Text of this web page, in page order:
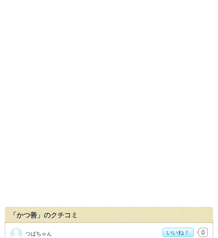
「かつ善」のクチコミ
つばちゃん いいね！ 0